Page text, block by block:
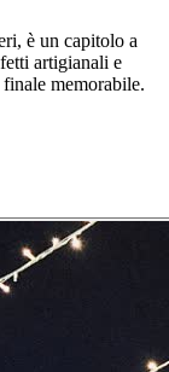
è un capitolo a
artigianali e
memorabile.